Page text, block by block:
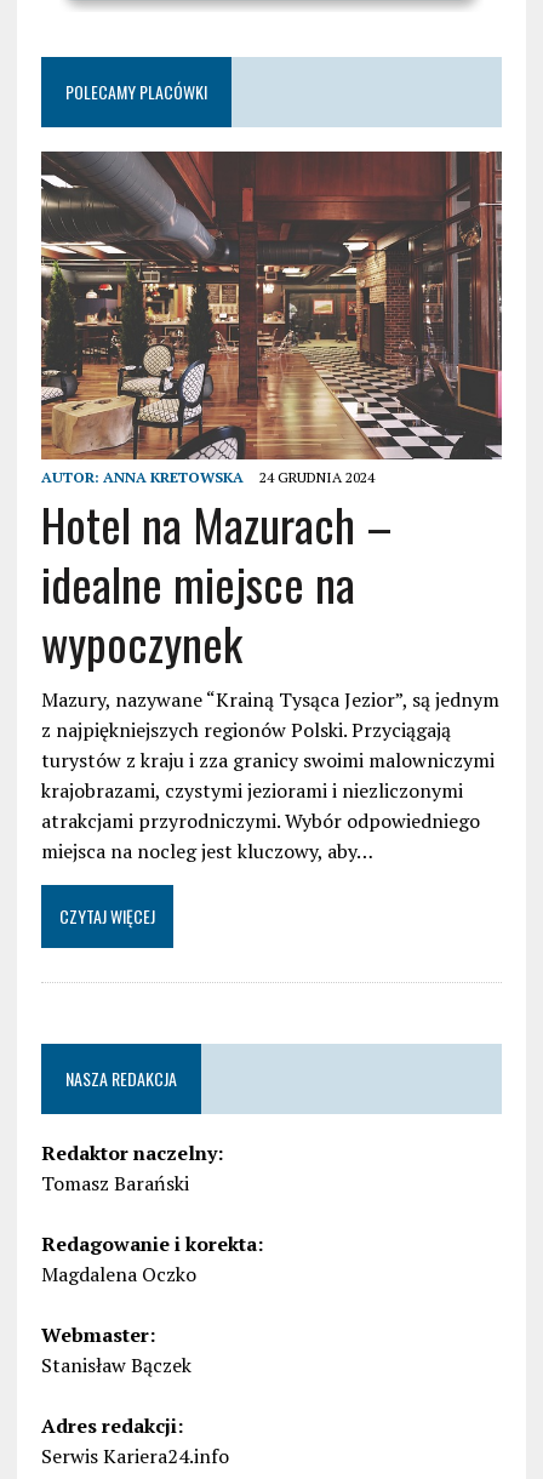
POLECAMY PLACÓWKI
AUTOR: ANNA KRETOWSKA 24 GRUDNIA 2024
Hotel na Mazurach –
idealne miejsce na
wypoczynek
Mazury, nazywane “Krainą Tysąca Jezior”, są jednym
z najpiękniejszych regionów Polski. Przyciągają
turystów z kraju i zza granicy swoimi malowniczymi
krajobrazami, czystymi jeziorami i niezliczonymi
atrakcjami przyrodniczymi. Wybór odpowiedniego
miejsca na nocleg jest kluczowy, aby…
CZYTAJ WIĘCEJ
NASZA REDAKCJA
Redaktor naczelny:
Tomasz Barański
Redagowanie i korekta:
Magdalena Oczko
Webmaster:
Stanisław Bączek
Adres redakcji:
Serwis Kariera24.info